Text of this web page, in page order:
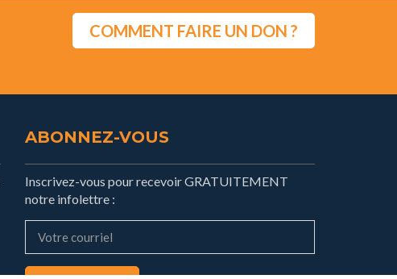
COMMENT FAIRE UN DON ?
ABONNEZ-VOUS
Inscrivez-vous pour recevoir GRATUITEMENT
notre infolettre :